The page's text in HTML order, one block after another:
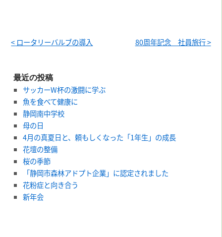
< ロータリーバルブの導入 80周年記念 社員旅行>
最近の投稿
サッカーW杯の激闘に学ぶ
魚を食べて健康に
静岡南中学校
母の日
4月の真夏日と、頼もしくなった「1年生」の成長
花壇の整備
桜の季節
「静岡市森林アドプト企業」に認定されました
花粉症と向き合う
新年会